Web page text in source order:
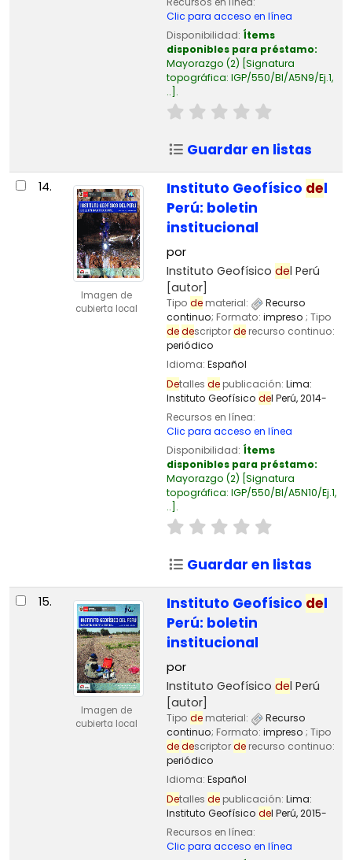
Clic para acceso en línea
Disponibilidad: Ítems
disponibles para préstamo:
Mayorazgo (2) Signatura
topográfica: IGP/550/BI/A5N9/Ej.1,
.. .
Guardar en listas
14.
Imagen de
cubierta local
Instituto Geofísico del
Perú: boletin
institucional
por
Instituto Geofísico del Perú
[autor]
Tipo dematerial:
Recurso
continuo; Formato: impreso ; Tipo
dedescriptorderecurso continuo:
periódico
Idioma: Español
Detalles depublicación: Lima:
Instituto Geofísico del Perú,2014-
Recursos en línea:
Clic para acceso en línea
Disponibilidad: Ítems
disponibles para préstamo:
Mayorazgo (2) Signatura
topográfica: IGP/550/BI/A5N10/Ej.1,
.. .
Guardar en listas
15.
Imagen de
cubierta local
Instituto Geofísico del
Perú: boletin
institucional
por
Instituto Geofísico del Perú
[autor]
Tipo dematerial:
Recurso
continuo; Formato: impreso ; Tipo
dedescriptorderecurso continuo:
periódico
Idioma: Español
Detalles depublicación: Lima:
Instituto Geofísico del Perú,2015-
Recursos en línea:
Clic para acceso en línea